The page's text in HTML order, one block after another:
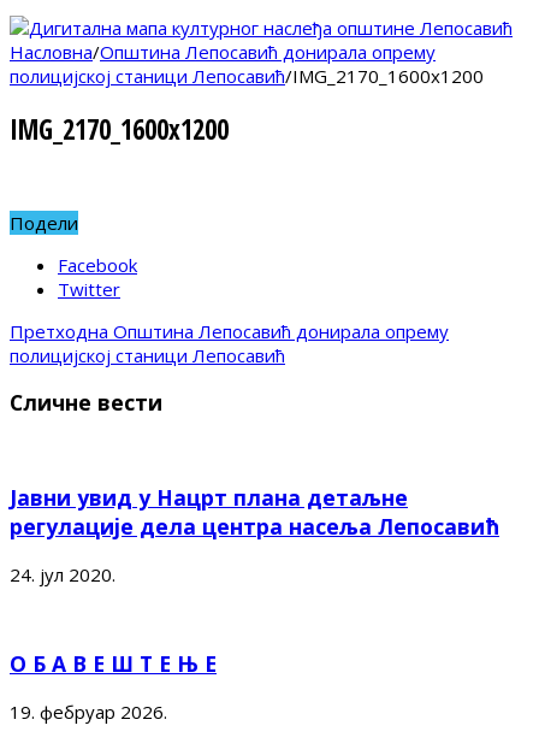
Насловна/Општина Лепосавић донирала опрему
полицијској станици Лепосавић/IMG_2170_1600x1200
IMG_2170_1600x1200
Подели
Facebook
Twitter
Претходна Општина Лепосавић донирала опрему
полицијској станици Лепосавић
Сличне вести
Јавни увид у Нацрт плана детаљне
регулације дела центра насеља Лепосавић
24. јул 2020.
О Б А В Е Ш Т Е Њ Е
19. фебруар 2026.